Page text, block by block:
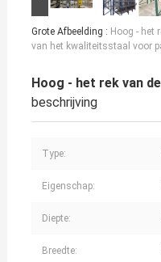
Grote Afbeelding : Hoog - het
van het kwaliteitsstaal voor
Hoog - het rek van
beschrijving
Type:
Eigenschap:
Diepte:
Breedte: